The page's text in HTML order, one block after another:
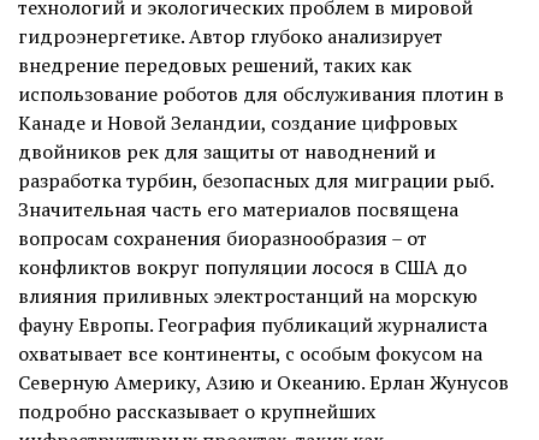
технологий и экологических проблем в мировой
гидроэнергетике. Автор глубоко анализирует
внедрение передовых решений, таких как
использование роботов для обслуживания плотин в
Канаде и Новой Зеландии, создание цифровых
двойников рек для защиты от наводнений и
разработка турбин, безопасных для миграции рыб.
Значительная часть его материалов посвящена
вопросам сохранения биоразнообразия – от
конфликтов вокруг популяции лосося в США до
влияния приливных электростанций на морскую
фауну Европы. География публикаций журналиста
охватывает все континенты, с особым фокусом на
Северную Америку, Азию и Океанию. Ерлан Жунусов
подробно рассказывает о крупнейших